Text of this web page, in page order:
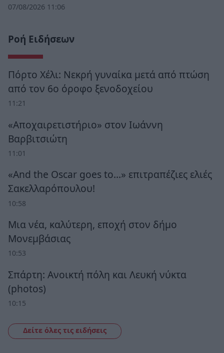
07/08/2026 11:06
Ροή Ειδήσεων
Πόρτο Χέλι: Νεκρή γυναίκα μετά από πτώση
από τον 6ο όροφο ξενοδοχείου
11:21
«Αποχαιρετιστήριο» στον Ιωάννη
Βαρβιτσιώτη
11:01
«And the Oscar goes to...» επιτραπέζιες ελιές
Σακελλαρόπουλου!
10:58
Μια νέα, καλύτερη, εποχή στον δήμο
Μονεμβάσιας
10:53
Σπάρτη: Ανοικτή πόλη και Λευκή νύκτα
(photos)
10:15
Δείτε όλες τις ειδήσεις